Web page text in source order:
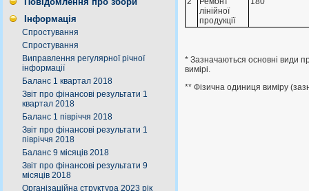
Інформація
Спростування
Спростування
Виправлення регулярної річної
інформації
Баланс 1 квартал 2018
Звіт про фінансові результати 1
квартал 2018
Баланс 1 півріччя 2018
Звіт про фінансові результати 1
півріччя 2018
Баланс 9 місяців 2018
Звіт про фінансові результати 9
місяців 2018
Організаційна структура 2023 рік
лiнiйної
продукцiї
* Зазначаються основні види
вимірі.
** Фізична одиниця виміру